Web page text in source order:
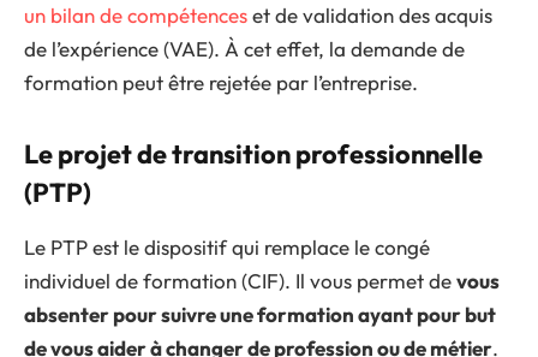
un bilan de compétenceset de validation des acquis
de l’expérience (VAE). À cet effet, la demande de
formation peut être rejetée par l’entreprise.
Le projet de transition professionnelle
(PTP)
Le PTP est le dispositif qui remplace le congé
individuel de formation (CIF). Il vous permet devous
absenter pour suivre une formation ayant pour but
de vous aider à changer de profession ou de métier.